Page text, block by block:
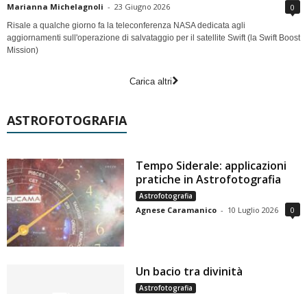
Marianna Michelagnoli - 23 Giugno 2026 0
Risale a qualche giorno fa la teleconferenza NASA dedicata agli
aggiornamenti sull'operazione di salvataggio per il satellite Swift (la Swift Boost
Mission)
Carica altri
ASTROFOTOGRAFIA
Tempo Siderale: applicazioni
pratiche in Astrofotografia
Astrofotografia
Agnese Caramanico - 10 Luglio 2026 0
Un bacio tra divinità
Astrofotografia